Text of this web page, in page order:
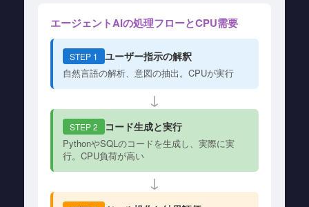
エージェントAIの処理フローとCPU需要
STEP 1 ユーザー指示の解釈
自然言語の解析、意図の抽出。CPUが実行
↓
STEP 2 コード生成と実行
PythonやSQLのコードを生成し、実際に実
行。CPU負荷が高い
↓